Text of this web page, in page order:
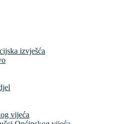
izvješća
vijeća